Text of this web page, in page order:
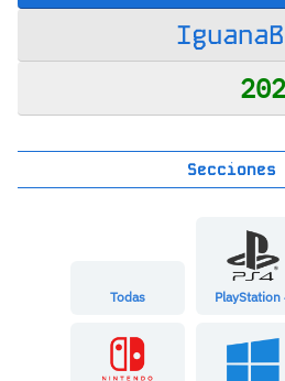
Secciones
Todas PlayStation